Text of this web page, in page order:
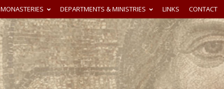
MONASTERIES DEPARTMENTS & MINISTRIES LINKS CONTACT